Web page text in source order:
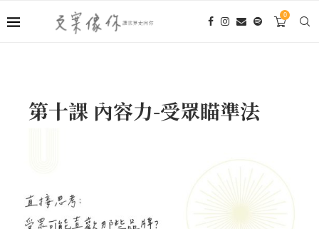
0
第十課 內容力-受眾瞄準法